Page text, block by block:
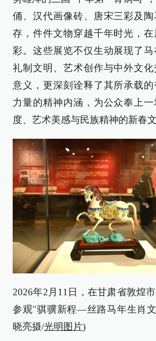
俑、汉代画像砖、唐宋三彩及
存，件件文物穿越千年时光，
彩。这些展览不仅生动展现了马
礼制文明、艺术创作与中外文
意义，更深刻诠释了其所承载
力量的精神内涵，为公众奉上
度、艺术美感与民族精神的新春文
2026年2月11日，在甘肃省敦煌
参观"骐骥新程—丝路马年生肖
晓亮摄/光明图片)